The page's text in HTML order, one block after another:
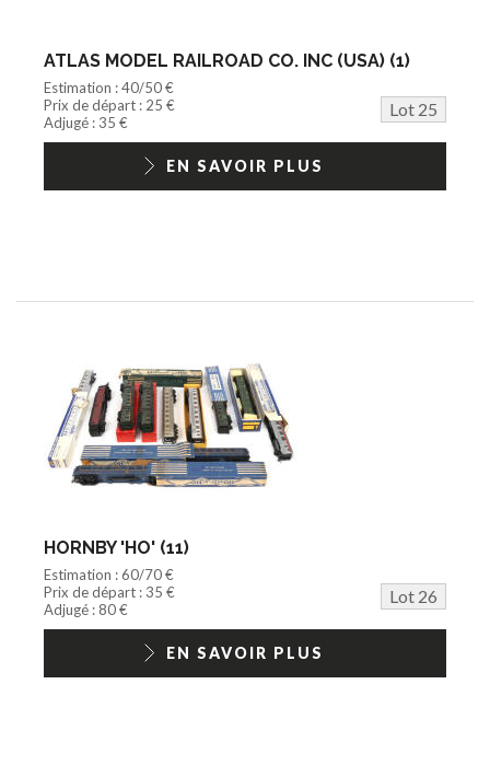
ATLAS MODEL RAILROAD CO. INC (USA) (1)
Estimation : 40/50 €
Prix de départ : 25 €
Lot 25
Adjugé : 35 €
EN SAVOIR PLUS
HORNBY 'HO' (11)
Estimation : 60/70 €
Prix de départ : 35 €
Lot 26
Adjugé : 80 €
EN SAVOIR PLUS